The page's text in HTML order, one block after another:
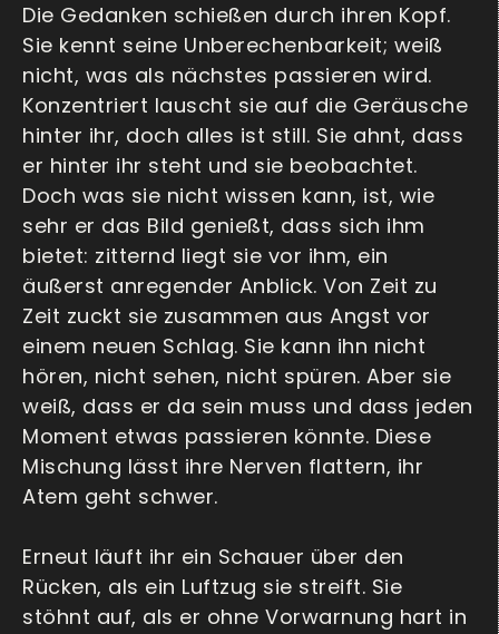
Die Gedanken schießen durch ihren Kopf.
Sie kennt seine Unberechenbarkeit; weiß
nicht, was als nächstes passieren wird.
Konzentriert lauscht sie auf die Geräusche
hinter ihr, doch alles ist still. Sie ahnt, dass
er hinter ihr steht und sie beobachtet.
Doch was sie nicht wissen kann, ist, wie
sehr er das Bild genießt, dass sich ihm
bietet: zitternd liegt sie vor ihm, ein
äußerst anregender Anblick. Von Zeit zu
Zeit zuckt sie zusammen aus Angst vor
einem neuen Schlag. Sie kann ihn nicht
hören, nicht sehen, nicht spüren. Aber sie
weiß, dass er da sein muss und dass jeden
Moment etwas passieren könnte. Diese
Mischung lässt ihre Nerven flattern, ihr
Atem geht schwer.
Erneut läuft ihr ein Schauer über den
Rücken, als ein Luftzug sie streift. Sie
stöhnt auf, als er ohne Vorwarnung hart in